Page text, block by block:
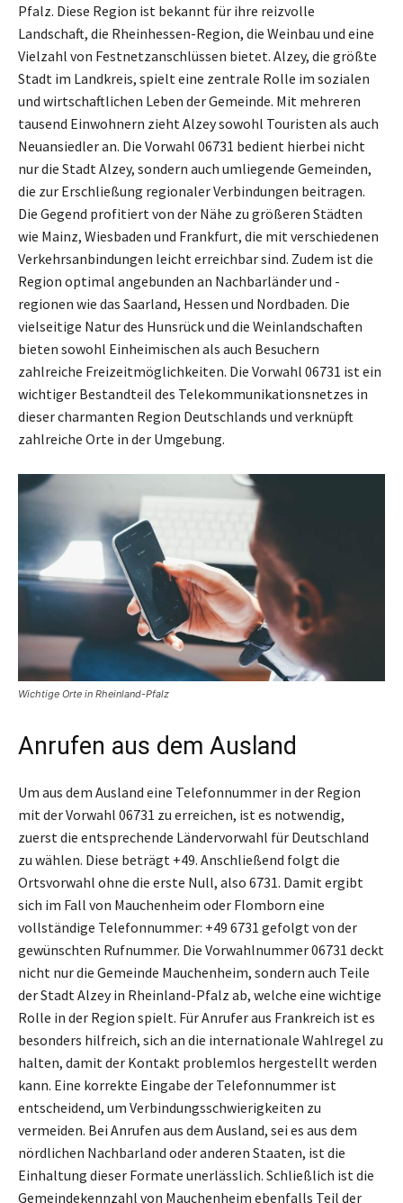
Pfalz. Diese Region ist bekannt für ihre reizvolle
Landschaft, die Rheinhessen-Region, die Weinbau und eine
Vielzahl von Festnetzanschlüssen bietet. Alzey, die größte
Stadt im Landkreis, spielt eine zentrale Rolle im sozialen
und wirtschaftlichen Leben der Gemeinde. Mit mehreren
tausend Einwohnern zieht Alzey sowohl Touristen als auch
Neuansiedler an. Die Vorwahl 06731 bedient hierbei nicht
nur die Stadt Alzey, sondern auch umliegende Gemeinden,
die zur Erschließung regionaler Verbindungen beitragen.
Die Gegend profitiert von der Nähe zu größeren Städten
wie Mainz, Wiesbaden und Frankfurt, die mit verschiedenen
Verkehrsanbindungen leicht erreichbar sind. Zudem ist die
Region optimal angebunden an Nachbarländer und -
regionen wie das Saarland, Hessen und Nordbaden. Die
vielseitige Natur des Hunsrück und die Weinlandschaften
bieten sowohl Einheimischen als auch Besuchern
zahlreiche Freizeitmöglichkeiten. Die Vorwahl 06731 ist ein
wichtiger Bestandteil des Telekommunikationsnetzes in
dieser charmanten Region Deutschlands und verknüpft
zahlreiche Orte in der Umgebung.
Wichtige Orte in Rheinland-Pfalz
Anrufen aus dem Ausland
Um aus dem Ausland eine Telefonnummer in der Region
mit der Vorwahl 06731 zu erreichen, ist es notwendig,
zuerst die entsprechende Ländervorwahl für Deutschland
zu wählen. Diese beträgt +49. Anschließend folgt die
Ortsvorwahl ohne die erste Null, also 6731. Damit ergibt
sich im Fall von Mauchenheim oder Flomborn eine
vollständige Telefonnummer: +49 6731 gefolgt von der
gewünschten Rufnummer. Die Vorwahlnummer 06731 deckt
nicht nur die Gemeinde Mauchenheim, sondern auch Teile
der Stadt Alzey in Rheinland-Pfalz ab, welche eine wichtige
Rolle in der Region spielt. Für Anrufer aus Frankreich ist es
besonders hilfreich, sich an die internationale Wahlregel zu
halten, damit der Kontakt problemlos hergestellt werden
kann. Eine korrekte Eingabe der Telefonnummer ist
entscheidend, um Verbindungsschwierigkeiten zu
vermeiden. Bei Anrufen aus dem Ausland, sei es aus dem
nördlichen Nachbarland oder anderen Staaten, ist die
Einhaltung dieser Formate unerlässlich. Schließlich ist die
Gemeindekennzahl von Mauchenheim ebenfalls Teil der